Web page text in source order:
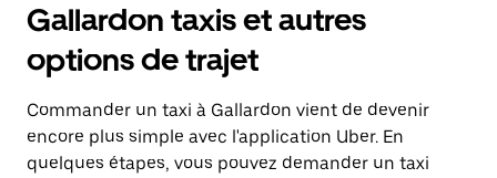
Gallardon taxis et autres
options de trajet
Commander un taxi à Gallardon vient de devenir
encore plus simple avec l'application Uber. En
quelques étapes, vous pouvez demander un taxi